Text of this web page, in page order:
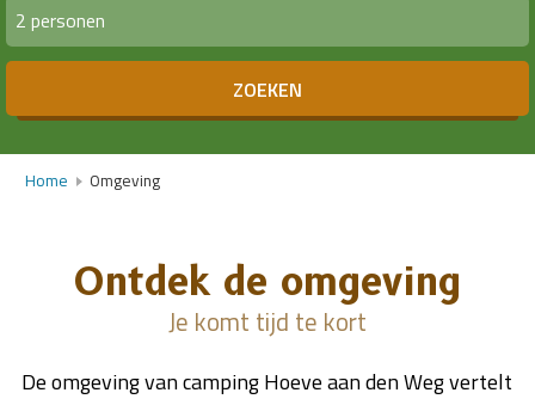
2 personen
ZOEKEN
Home Omgeving
Ontdek de omgeving
Je komt tijd te kort
De omgeving van camping Hoeve aan den Weg vertelt